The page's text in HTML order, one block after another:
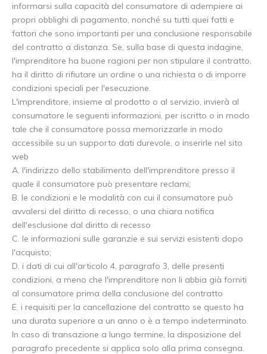
informarsi sulla capacità del consumatore di adempiere ai
propri obblighi di pagamento, nonché su tutti quei fatti e
fattori che sono importanti per una conclusione responsabile
del contratto a distanza. Se, sulla base di questa indagine,
l'imprenditore ha buone ragioni per non stipulare il contratto,
ha il diritto di rifiutare un ordine o una richiesta o di imporre
condizioni speciali per l'esecuzione.
L'imprenditore, insieme al prodotto o al servizio, invierà al
consumatore le seguenti informazioni, per iscritto o in modo
tale che il consumatore possa memorizzarle in modo
accessibile su un supporto dati durevole, o inserirle nel sito
web
A. l'indirizzo dello stabilimento dell'imprenditore presso il
quale il consumatore può presentare reclami;
B. le condizioni e le modalità con cui il consumatore può
avvalersi del diritto di recesso, o una chiara notifica
dell'esclusione dal diritto di recesso
C. le informazioni sulle garanzie e sui servizi esistenti dopo
l'acquisto;
D. i dati di cui all'articolo 4, paragrafo 3, delle presenti
condizioni, a meno che l'imprenditore non li abbia già forniti
al consumatore prima della conclusione del contratto
E. i requisiti per la cancellazione del contratto se questo ha
una durata superiore a un anno o è a tempo indeterminato.
In caso di transazione a lungo termine, la disposizione del
paragrafo precedente si applica solo alla prima consegna.